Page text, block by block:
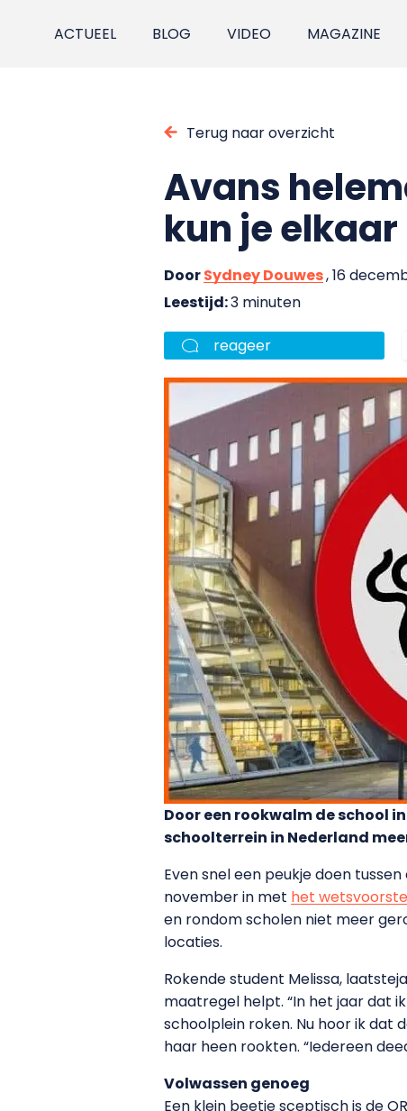
ACTUEEL BLOG VIDEO MAGAZINE
Terug naar overzicht
Avans
kun je
DoorSydney Douwes, 16
Leestijd:3 minuten
reageer
Door een rookwalm de school
schoolterrein in Nederland
Even snel een peukje doen
november in met het
en rondom scholen niet meer
locaties.
Rokende student Melissa,
maatregel helpt. “In het jaar dat
schoolplein roken. Nu hoor ik dat
haar heen rookten. “Iedereen
Volwassen genoeg
Een klein beetje sceptisch is de